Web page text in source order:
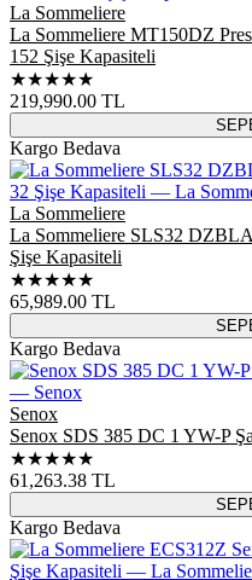
La Sommeliere
La Sommeliere MT150DZ
152 Şişe Kapasiteli
★★★★★
219,990.00 TL
Kargo Bedava
La Sommeliere
La Sommeliere SLS32
Şişe Kapasiteli
★★★★★
65,989.00 TL
Kargo Bedava
Senox
Senox SDS 385 DC 1 YW-P
★★★★★
61,263.38 TL
Kargo Bedava